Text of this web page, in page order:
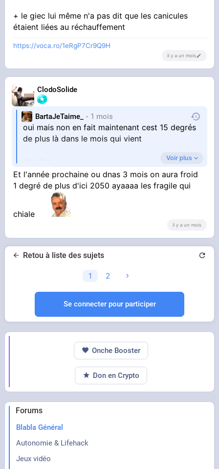
+ le giec lui même n'a pas dit que les canicules
étaient liées au réchauffement
https://voca.ro/1eRgP7Cr9Q9H
il y a un mois
ClodoSolide
BartaJeTaime_ 1 mois
oui mais non en fait maintenant cest 15 degrés
de plus là dans le mois qui vient
et dans les médias cest le cirque total, un coup
cest un vent chaud du sahara qui passe par
l'irlande ( lol ), un coup cest el nino ( qui n'a lieu
qu'une fois tous les 7 ans mais arrive trois fois
de suite en un mois lol ), un coup cest le
réchauffement ( qui ne vise que la France la
chance )
+ le giec lui même n'a pas dit que les canicules
Voir plus
Et l'année prochaine ou dnas 3 mois on aura froid
1 degré de plus d'ici 2050 ayaaaa les fragile qui
chiale
il y a un mois
Retou à liste des sujets
1 2
Se connecter pour participer
Forums
Blabla Général
Autonomie & Lifehack
Jeux vidéo
Onche Booster
Don en Crypto